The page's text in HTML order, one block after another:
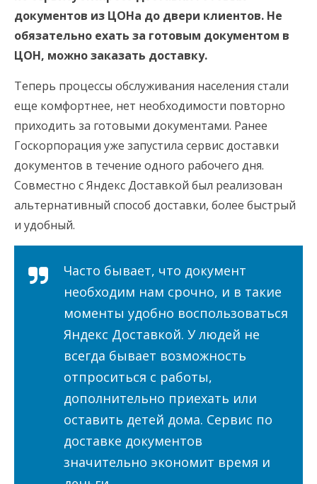
документов из ЦОНа до двери клиентов. Не
обязательно ехать за готовым документом в
ЦОН, можно заказать доставку.
Теперь процессы обслуживания населения стали
еще комфортнее, нет необходимости повторно
приходить за готовыми документами. Ранее
Госкорпорация уже запустила сервис доставки
документов в течение одного рабочего дня.
Совместно с Яндекс Доставкой был реализован
альтернативный способ доставки, более быстрый
и удобный.
Часто бывает, что документ
необходим нам срочно, и в такие
моменты удобно воспользоваться
Яндекс Доставкой. У людей не
всегда бывает возможность
отпроситься с работы,
дополнительно приехать или
оставить детей дома. Сервис по
доставке документов
значительно экономит время и